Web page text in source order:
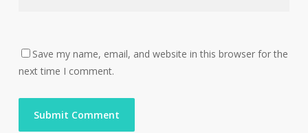
Save my name, email, and website in this browser for the
next time I comment.